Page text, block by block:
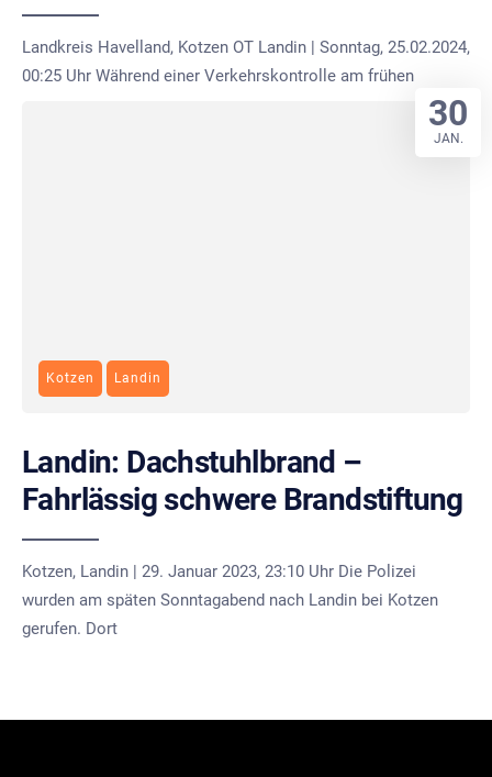
Landkreis Havelland, Kotzen OT Landin | Sonntag, 25.02.2024,
00:25 Uhr Während einer Verkehrskontrolle am frühen
Kotzen Landin
Landin: Dachstuhlbrand –
Fahrlässig schwere Brandstiftung
Kotzen, Landin | 29. Januar 2023, 23:10 Uhr Die Polizei
wurden am späten Sonntagabend nach Landin bei Kotzen
gerufen. Dort
30
JAN.